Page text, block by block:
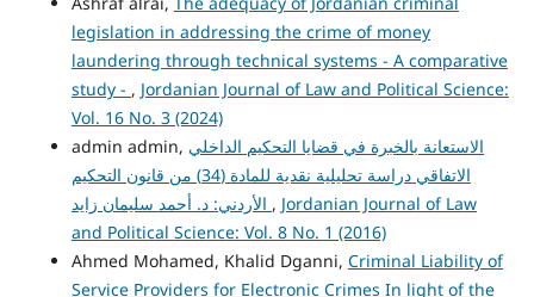
legislation in addressing the crime of money
laundering through technical systems - A comparative
study - , Jordanian Journal of Law and Political Science:
Vol. 16 No. 3 (2024)
admin admin, الاستعانة بالخبرة في قضايا التحكيم الداخلي
الاتفاقي دراسة تحليلية نقدية للمادة (34) من قانون التحكيم
, Jordanian Journal of Law
and Political Science: Vol. 8 No. 1 (2016)
Ahmed Mohamed, Khalid Dganni, Criminal Liability of
Service Providers for Electronic Crimes In light of the